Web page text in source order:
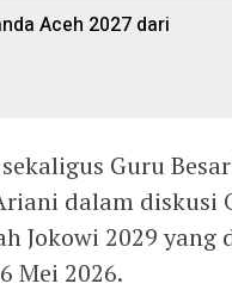
Aceh 2027 dari
Guru
dalam diskusi
Jokowi 2029 yang
Mei 2026.